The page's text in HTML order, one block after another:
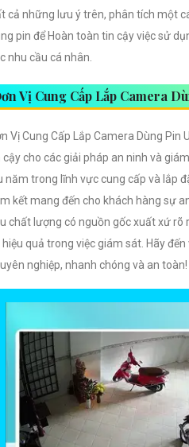
cả những lưu ý trên, phân tích một
pin để Hoàn toàn tin cậy việc sử
nhu cầu cá nhân.
Vị Cung Cấp Lắp Camera
Vị Cung Cấp Lắp Camera Dùng Pin
cậy cho các giải pháp an ninh và
năm trong lĩnh vực cung cấp và lắp
kết mang đến cho khách hàng sự
chất lượng có nguồn gốc xuất xứ rõ
hiệu quả trong việc giám sát. Hãy
nghiệp, nhanh chóng và an toàn!